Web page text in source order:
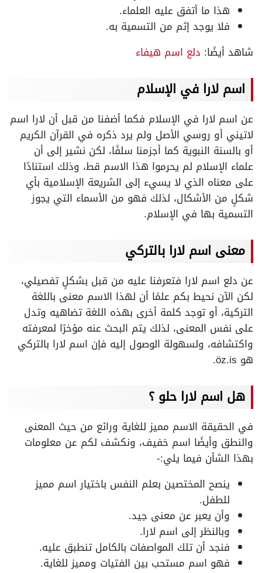
هذا ما أتفق عليه العلماء.
فلا يوجد إثم من التسمية به.
شاهد أيضًا: دلع اسم هيفاء
اسم لارا في الإسلام
عن اسم لارا في الإسلام فكما أضفنا من قبل أن لارا اسم
لاتيني أو روسي الأصل ولم يرد ذكره في القرآن الكريم
أو بالسنة النبوية كما أجزمنا سلفًا، لكن نشير إلى أن
علماء الإسلام لم يحرموا هذا الاسم قط، وذلك استنادًا
على معناه الذي لا يسيء إلى الشريعة الإسلامية بأي
شكلٍ من الأشكال، لذلك فهو من الأسماء التي يجوز
التسمية بها في الإسلام.
معنى اسم لارا بالتركي
عن دلع اسم لارا فتعرفنا عليه من قبل بشكلٍ تفصيلي،
لكن الآن نحيط بكم علمًا أن لهذا الاسم معنى باللغة
التركية، أو توجد كلمة أخرى بهذه اللغة تضاهيه وتدل
على نفس المعنى، لذلك يتم البحث عنه مؤخرًا لمعرفته
واكتشافه، ولسهولة الوصول إليه فإن اسم لارا بالتركي
هو öz.is.
هل اسم لارا حلو ؟
في الحقيقة الاسم مميز للغاية ورائع من حيث المعنى
والنطق وأيضًا اسم خفيف، ونكشف لكم عن معلومات
بهذا الشأن فيما يلي:-
ينصح المختصين بعلم النفس باختيار اسم مميز
للطفل.
وأن يعبر عن معنى جيد.
وبالنظر إلى اسم لارا.
فنجد أن تلك المواصفات بالكامل تنطبق عليه.
فهو اسم مستحب بين الفتيات ومميز للغاية.